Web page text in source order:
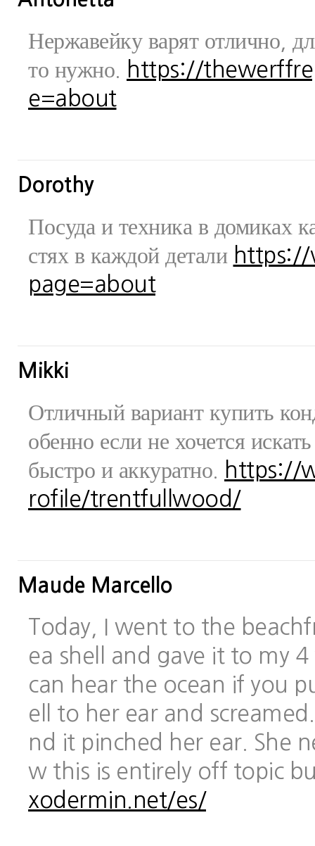
Нержавейку варят отлично,
то нужно.
https://
e=about
Dorothy
Посуда и техника в домиках
стях в каждой детали https://
page=about
Mikki
Отличный вариант купить
обенно если не хочется
быстро и аккуратно.
https://
rofile/trentfullwood/
Maude Marcello
Today, I went to the
ea shell and gave it to my
can hear the ocean if you
ell to her ear and
nd it pinched her ear. She
w this is entirely off topic
xodermin.net/es/